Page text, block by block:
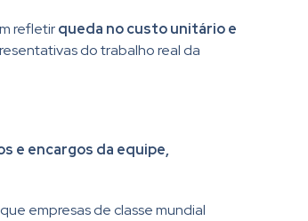
refletirqueda no custo unitário e
do trabalho real da
e encargos da equipe,
empresas de classe mundial